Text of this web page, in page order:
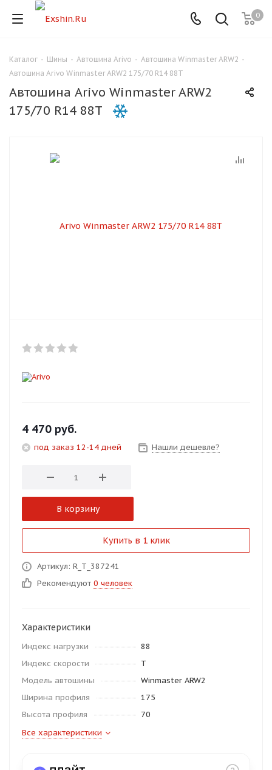
0
Каталог - Шины - Автошина Arivo - Автошина Winmaster ARW2 -
Автошина Arivo Winmaster ARW2 175/70 R14 88T
Автошина Arivo Winmaster ARW2
175/70 R14 88T
4 470 руб.
под заказ 12-14 дней Нашли дешевле?
В корзину
Купить в 1 клик
Артикул: R_T_387241
Рекомендуют 0 человек
Характеристики
Индекс нагрузки
88
Индекс скорости
T
Модель автошины
Winmaster ARW2
Ширина профиля
175
Высота профиля
70
Все характеристики
Для клиентов всех банков
Разбейте
оплату на части
Оплачивайте сегодня только
Оставшиеся 75
% будут
% каждые 2 недели
об оплате Плайтом
недели
plait.ru